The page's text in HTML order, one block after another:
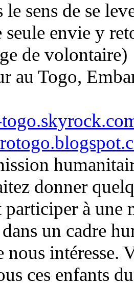
le sens de se
seule envie y
de volontaire)
au Togo,
donner
participer à
un cadre
nous intéresse.
ces enfants